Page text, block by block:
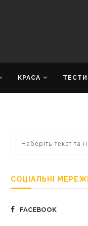
КРАСА ТЕСТИ
СОЦІАЛЬНІ МЕРЕЖІ
FACEBOOK